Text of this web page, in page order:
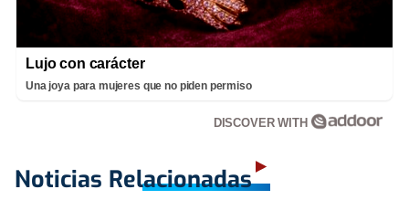
Lujo con carácter
Una joya para mujeres que no piden permiso
DISCOVER WITH
Noticias Relacionadas